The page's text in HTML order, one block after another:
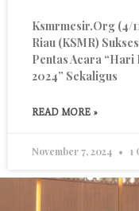
Ksmrmesir.org (4/
Riau (KSMR)
Pentas Acara
2024” Sekaligus
READ MORE »
November 7, 2024 1